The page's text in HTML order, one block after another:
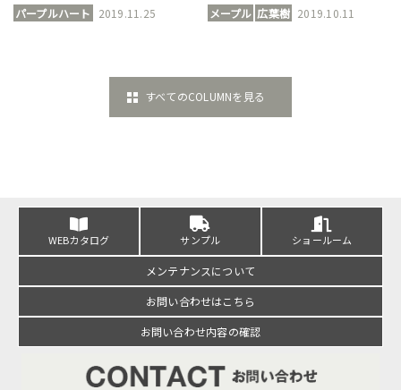
パープルハート 2019.11.25 メープル 広葉樹 2019.10.11
すべてのCOLUMNを見る
WEBカタログ サンプル ショールーム
メンテナンスについて
お問い合わせはこちら
お問い合わせ内容の確認